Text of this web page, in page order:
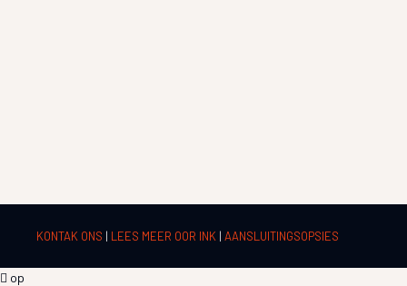
KONTAK ONS | LEES MEER OOR INK |AANSLUITINGSOPSIES
op